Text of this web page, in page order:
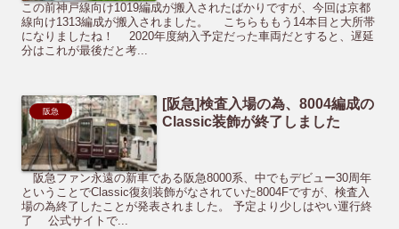
この前神戸線向け1019編成が搬入されたばかりですが、今回は京都
線向け1313編成が搬入されました。 こちらももう14本目と大所帯
になりましたね！ 2020年度納入予定だった車両だとすると、遅延
分はこれが最後だと考...
阪急
[阪急]検査入場の為、8004編成の
Classic装飾が終了しました
阪急ファン永遠の新車である阪急8000系、中でもデビュー30周年
ということでClassic復刻装飾がなされていた8004Fですが、検査入
場の為終了したことが発表されました。 予定より少しはやい運行終
了 公式サイトで...